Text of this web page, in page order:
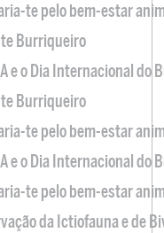
te pelo bem-estar
Burriqueiro
e o Dia Internacional do
Burriqueiro
te pelo bem-estar
e o Dia Internacional do
te pelo bem-estar
da Ictiofauna e de